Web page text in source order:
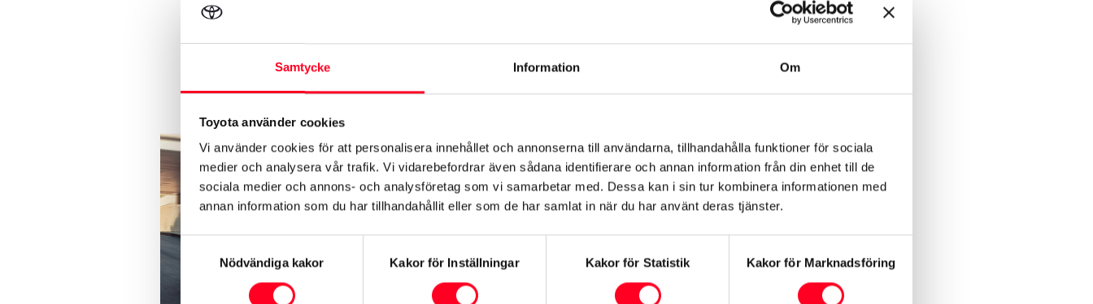
Samtycke Information Om
Toyota använder cookies
Vi använder cookies för att personalisera innehållet och annonserna till användarna, tillhandahålla funktioner för sociala
medier och analysera vår trafik. Vi vidarebefordrar även sådana identifierare och annan information från din enhet till de
sociala medier och annons- och analysföretag som vi samarbetar med. Dessa kan i sin tur kombinera informationen med
annan information som du har tillhandahållit eller som de har samlat in när du har använt deras tjänster.
Samtyckesval
Nödvändiga kakor
Kakor för Inställningar Kakor för Statistik Kakor för Marknadsföring
Finansiell Leasing
Leasing är en av de vanligaste och i många avseenden den
lämpligaste finansiella lösningen för företag och enskilda
näringsidkare.